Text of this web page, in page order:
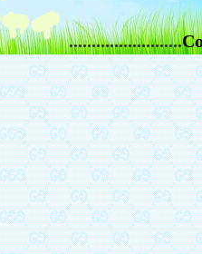
.........................